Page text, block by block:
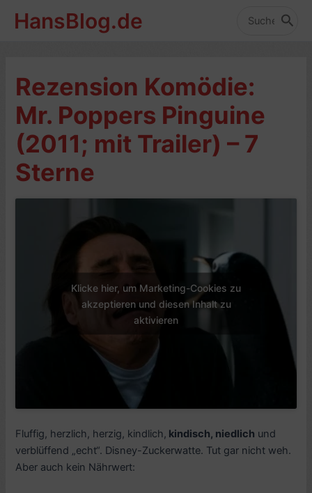
InhaltHansBlog.de
Search
Rezension Komödie:
Mr. Poppers Pinguine
(2011; mit Trailer) – 7
Sterne
Klicke hier, um Marketing-Cookies zu
akzeptieren und diesen Inhalt zu
aktivieren
Fluffig, herzlich, herzig, kindlich, kindisch, niedlich und
verblüffend „echt“. Disney-Zuckerwatte. Tut gar nicht weh.
Aber auch kein Nährwert: